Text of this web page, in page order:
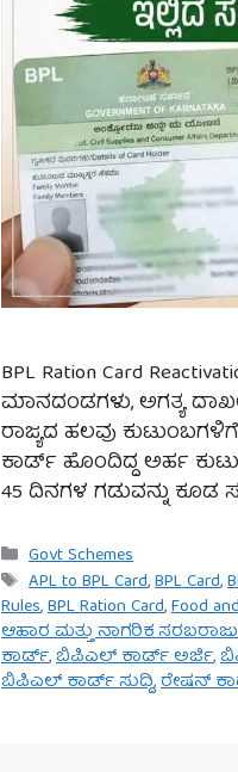
BPL Ration Card
ಮಾನದಂಡಗಳು, ಅಗತ್ಯ
ರಾಜ್ಯದ ಹಲವು
ಕಾರ್ಡ್ ಹೊಂದಿದ್ದ ಅರ್ಹ
45 ದಿನಗಳ ಗಡುವನ್ನು ಕೂಡ
Categories
Govt Schemes
Tags
APL to BPL Card,BPL Card,
Rules,BPL Ration Card,Food
ಆಹಾರ ಮತ್ತು ನಾಗರಿಕ
ಕಾರ್ಡ್,ಬಿಪಿಎಲ್ ಕಾರ್ಡ್ ಅರ್ಜಿ,
ಬಿಪಿಎಲ್ ಕಾರ್ಡ್ ಸುದ್ದಿ,ರೇಷನ್